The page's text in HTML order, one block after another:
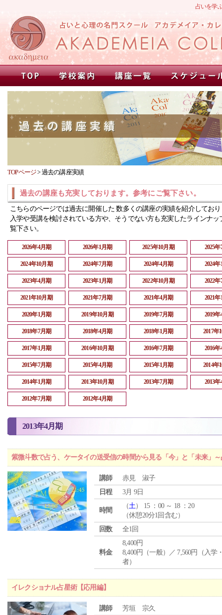
占いを学
TOPページ>過去の講座実績
過去の講座も充実しております。参考にご覧下さい。
こちらのページでは過去に開催した 数多くの講座の実績を紹介してお
入学や受講を検討されている方や、そうでない方も充実したラインナッ
覧下さい。
2026年4月期 2026年1月期 2025年10月期 2025
2024年10月期 2024年7月期 2024年4月期 2024
2023年4月期 2023年1月期 2022年10月期 2022
2021年10月期 2021年7月期 2021年4月期 2021
2020年1月期 2019年10月期 2019年7月期 2019
2018年7月期 2018年4月期 2018年1月期 2017年
2017年1月期 2016年10月期 2016年7月期 2016
2015年7月期 2015年4月期 2015年1月期 2014年
2014年1月期 2013年10月期 2013年7月期 2013
2012年7月期 2012年4月期
2013年4月期
紫微斗数で占う、ケータイの送受信の時間から見る「今」と「未来」
講師
赤見 淑子
日程
3月 9日
時間
（土） 15 ：00 ～ 18 ：20
（休憩20分1回含む）
回数
全1回
料金
8,400円
8,400円（一般）／ 7,560円（入学
者）
イレクショナル占星術【応用編】
講師
芳垣 宗久